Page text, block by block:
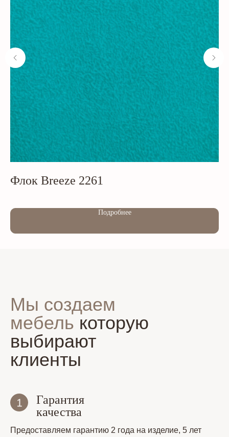
Флок Breeze 2261
Подробнее
Мы создаем
мебель которую
выбирают
клиенты
Гарантия
качества
Предоставляем гарантию 2 года на изделие, 5 лет